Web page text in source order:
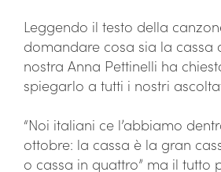
Leggendo il testo della
domandare cosa sia la cassa
nostra Anna Pettinelli ha
spiegarlo a tutti i nostri
“Noi italiani ce l’abbiamo
ottobre: la cassa è la gran
o cassa in quattro” ma il tutto